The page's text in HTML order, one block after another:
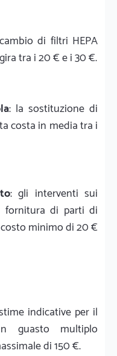
di filtri HEPA
tra i 20 € e i 30 €.
: la sostituzione di
costa in media tra i
: gli interventi sui
fornitura di parti di
minimo di 20 €
indicative per il
guasto multiplo
di 150 €.